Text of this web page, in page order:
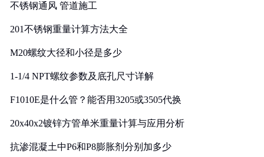
不锈钢通风 管道施工
201不锈钢重量计算方法大全
M20螺纹大径和小径是多少
1-1/4 NPT螺纹参数及底孔尺寸详解
F1010E是什么管？能否用3205或3505代换
20x40x2镀锌方管单米重量计算与应用分析
抗渗混凝土中P6和P8膨胀剂分别加多少